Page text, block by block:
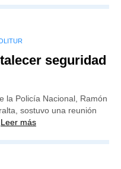
seguridad
la Policía Nacional, Ramón
sostuvo una reunión
Leer más